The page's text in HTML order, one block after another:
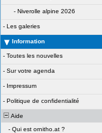
- Niverolle alpine 2026
- Les galeries
Information
- Toutes les nouvelles
- Sur votre agenda
- Impressum
- Politique de confidentialité
Aide
- Qui est ornitho.at ?